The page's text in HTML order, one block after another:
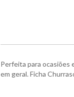
Perfeita para ocasiões
em geral. Ficha